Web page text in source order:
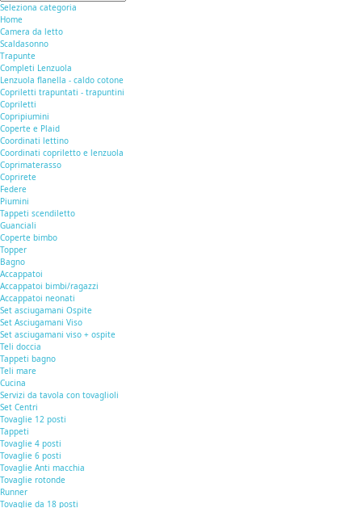
Seleziona categoria
Home
Camera da letto
Scaldasonno
Trapunte
Completi Lenzuola
Lenzuola flanella - caldo cotone
Copriletti trapuntati - trapuntini
Copriletti
Copripiumini
Coperte e Plaid
Coordinati lettino
Coordinati copriletto e lenzuola
Coprimaterasso
Coprirete
Federe
Piumini
Tappeti scendiletto
Guanciali
Coperte bimbo
Topper
Bagno
Accappatoi
Accappatoi bimbi/ragazzi
Accappatoi neonati
Set asciugamani Ospite
Set Asciugamani Viso
Set asciugamani viso + ospite
Teli doccia
Tappeti bagno
Teli mare
Cucina
Servizi da tavola con tovaglioli
Set Centri
Tovaglie 12 posti
Tappeti
Tovaglie 4 posti
Tovaglie 6 posti
Tovaglie Anti macchia
Tovaglie rotonde
Runner
Tovaglie da 18 posti